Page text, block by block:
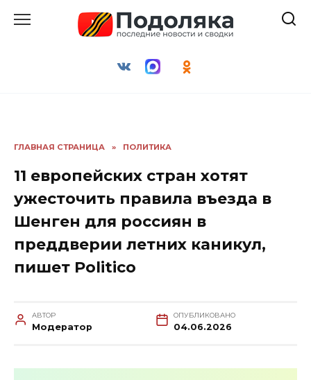
ГЛАВНАЯ СТРАНИЦА » ПОЛИТИКА
11 европейских стран хотят
ужесточить правила въезда в
Шенген для россиян в
преддверии летних каникул,
пишет Politico
АВТОР
Модератор
ОПУБЛИКОВАНО
04.06.2026